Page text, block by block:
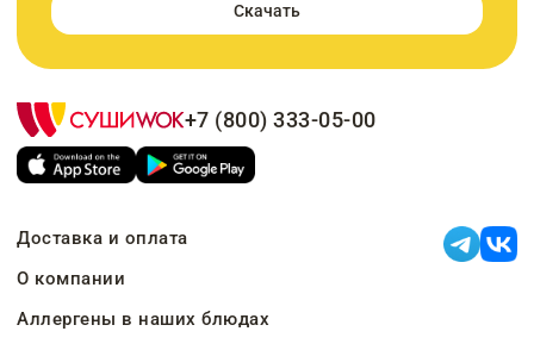
Скачать
+7 (800) 333-05-00
Доставка и оплата
О компании
Аллергены в наших блюдах